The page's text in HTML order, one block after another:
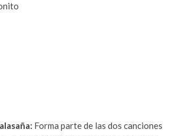
Forma parte de las dos canciones